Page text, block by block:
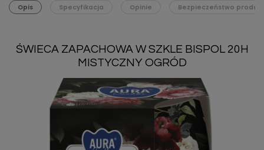
Opis Specyfikacja Opinie Bezpieczeństwo
ŚWIECA ZAPACHOWA W SZKLE BISPOL 20H
MISTYCZNY OGRÓD